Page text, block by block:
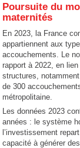
Poursuite du
maternités
En 2023, la France
appartiennent aux
accouchements. Le
rapport à 2022, en
structures,
de 300
métropolitaine.
Les données 2023
années : le système
l’investissement
capacité à générer